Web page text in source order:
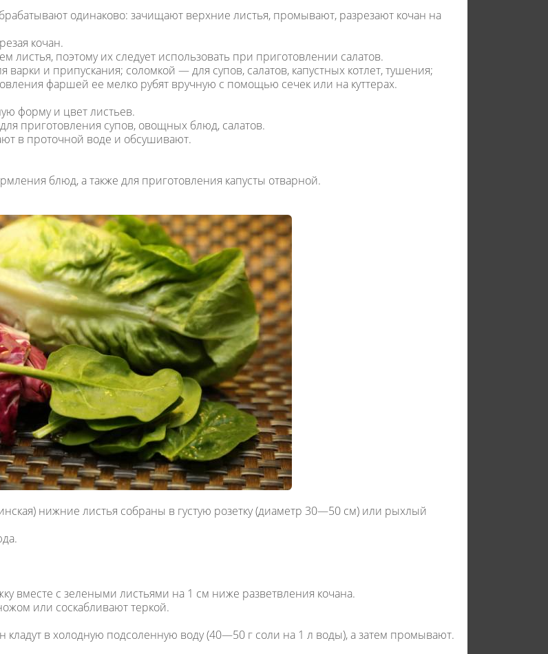
одинаково: зачищают верхние листья, промывают, разрезают кочан на
кочан.
поэтому их следует использовать при приготовлении салатов.
варки и припускания; соломкой — для супов, салатов, капустных котлет, тушения;
фаршей ее мелко рубят вручную с помощью сечек или на куттерах.
форму и цвет листьев.
приготовления супов, овощных блюд, салатов.
в проточной воде и обсушивают.
блюд, а также для приготовления капусты отварной.
нижние листья собраны в густую розетку (диаметр 30—50 см) или рыхлый
вместе с зелеными листьями на 1 см ниже разветвления кочана.
или соскабливают теркой.
в холодную подсоленную воду (40—50 г соли на 1 л воды), а затем промывают.